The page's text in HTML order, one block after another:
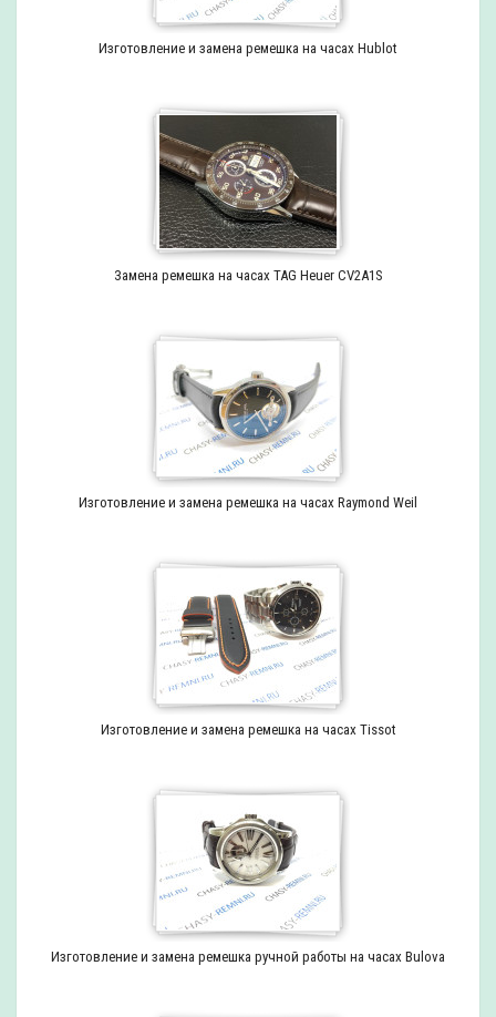
Изготовление и замена ремешка на часах Hublot
Замена ремешка на часах TAG Heuer CV2A1S
Изготовление и замена ремешка на часах Raymond Weil
Изготовление и замена ремешка на часах Tissot
Изготовление и замена ремешка ручной работы на часах Bulova